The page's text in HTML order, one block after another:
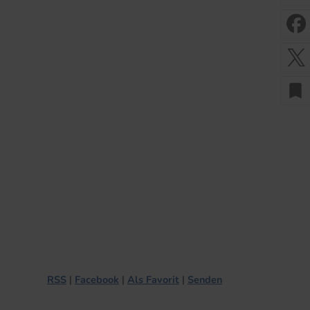
RSS Facebook Als Favorit Senden
bookmark